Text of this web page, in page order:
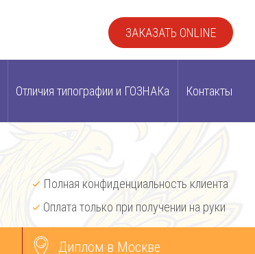
ЗАКАЗАТЬ ONLINE
Отличия типографии и ГОЗНАКа Контакты
Полная конфиденциальность клиента
Оплата только при получении на руки
Диплом в Москве